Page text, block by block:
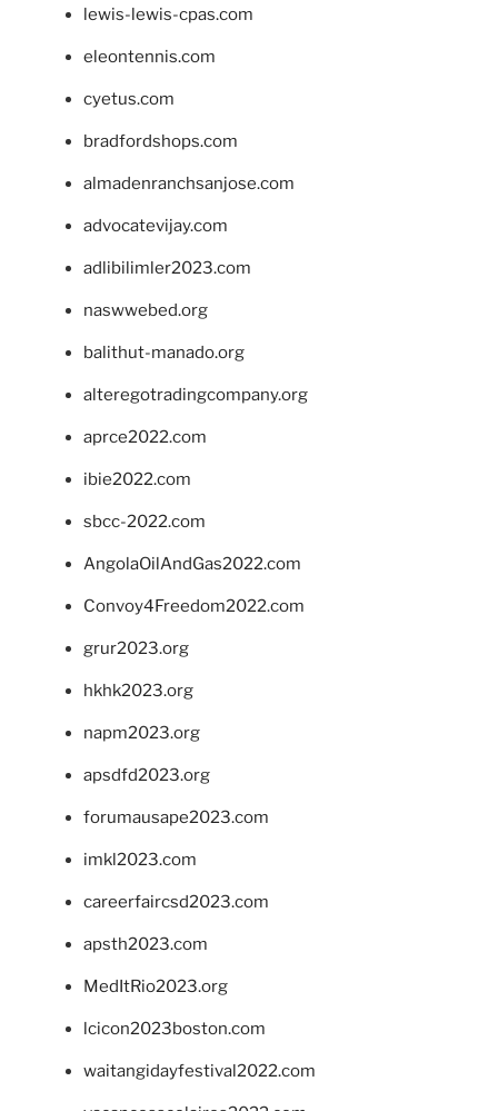
lewis-lewis-cpas.com
eleontennis.com
cyetus.com
bradfordshops.com
almadenranchsanjose.com
advocatevijay.com
adlibilimler2023.com
naswwebed.org
balithut-manado.org
alteregotradingcompany.org
aprce2022.com
ibie2022.com
sbcc-2022.com
AngolaOilAndGas2022.com
Convoy4Freedom2022.com
grur2023.org
hkhk2023.org
napm2023.org
apsdfd2023.org
forumausape2023.com
imkl2023.com
careerfaircsd2023.com
apsth2023.com
MedItRio2023.org
lcicon2023boston.com
waitangidayfestival2022.com